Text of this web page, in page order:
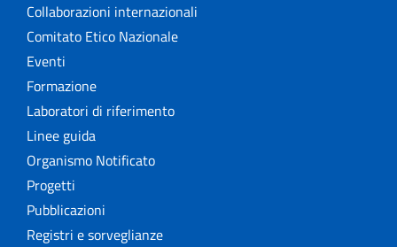
Collaborazioni internazionali
Comitato Etico Nazionale
Eventi
Formazione
Laboratori di riferimento
Linee guida
Organismo Notificato
Progetti
Pubblicazioni
Registri e sorveglianze